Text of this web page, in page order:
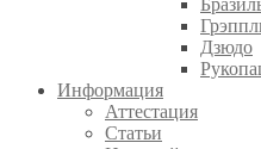
Дзюдо
Информация
Аттестация
Статьи